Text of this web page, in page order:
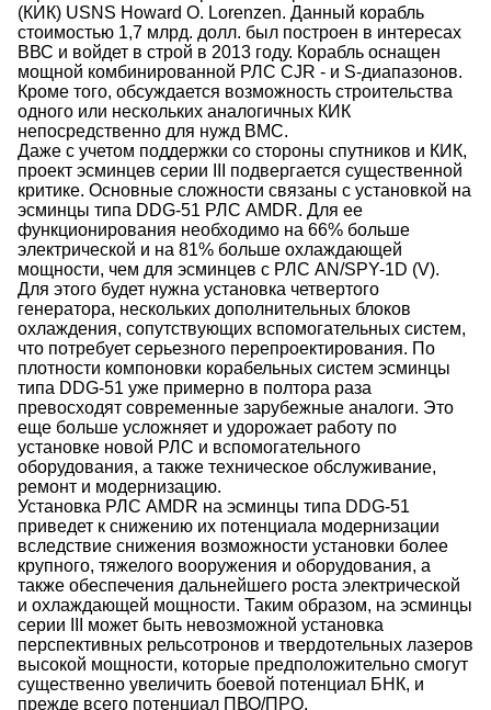
(КИК) USNS Howard O. Lorenzen. Данный корабль
стоимостью 1,7 млрд. долл. был построен в интересах
ВВС и войдет в строй в 2013 году. Корабль оснащен
мощной комбинированной РЛС CJR - и S-диапазонов.
Кроме того, обсуждается возможность строительства
одного или нескольких аналогичных КИК
непосредственно для нужд ВМС.
Даже с учетом поддержки со стороны спутников и КИК,
проект эсминцев серии III подвергается существенной
критике. Основные сложности связаны с установкой на
эсминцы типа DDG-51 РЛС AMDR. Для ее
функционирования необходимо на 66% больше
электрической и на 81% больше охлаждающей
мощности, чем для эсминцев с РЛС AN/SPY-1D (V).
Для этого будет нужна установка четвертого
генератора, нескольких дополнительных блоков
охлаждения, сопутствующих вспомогательных систем,
что потребует серьезного перепроектирования. По
плотности компоновки корабельных систем эсминцы
типа DDG-51 уже примерно в полтора раза
превосходят современные зарубежные аналоги. Это
еще больше усложняет и удорожает работу по
установке новой РЛС и вспомогательного
оборудования, а также техническое обслуживание,
ремонт и модернизацию.
Установка РЛС AMDR на эсминцы типа DDG-51
приведет к снижению их потенциала модернизации
вследствие снижения возможности установки более
крупного, тяжелого вооружения и оборудования, а
также обеспечения дальнейшего роста электрической
и охлаждающей мощности. Таким образом, на эсминцы
серии III может быть невозможной установка
перспективных рельсотронов и твердотельных лазеров
высокой мощности, которые предположительно смогут
существенно увеличить боевой потенциал БНК, и
прежде всего потенциал ПВО/ПРО.